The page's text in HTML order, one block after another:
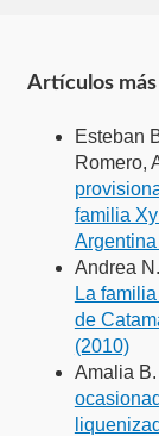
Artículos
Esteban
Romero,
familia
Argentina
Andrea
La
de
(2010)
Amalia